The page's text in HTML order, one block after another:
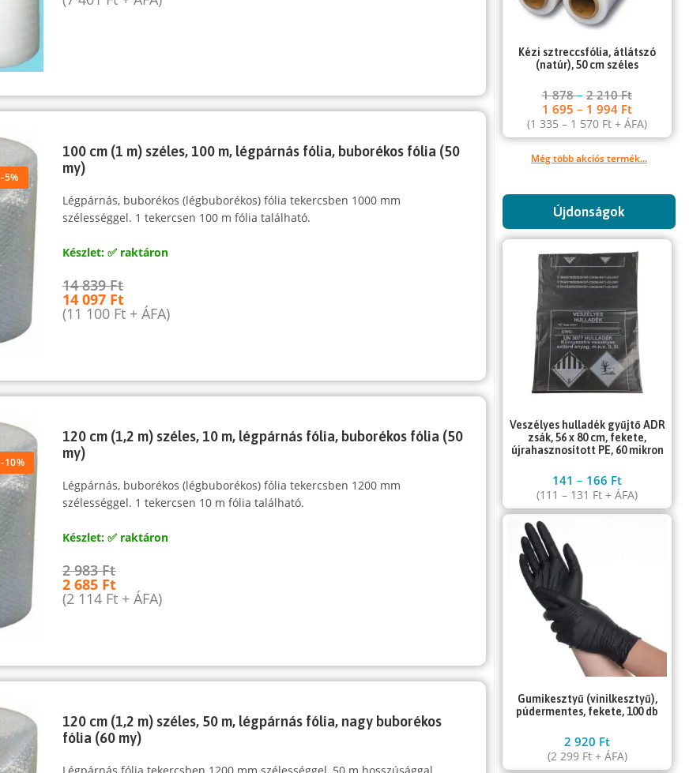
-5%
100 cm (1 m) széles, 100 m, légpárnás fólia, buborékos fólia (50
my)
Légpárnás, buborékos (légbuborékos) fólia tekercsben 1000 mm
szélességgel. 1 tekercsen 100 m fólia található.
Készlet: ✅ raktáron
14 839Ft
14 097 Ft
(11 100 Ft + ÁFA)
-10%
120 cm (1,2 m) széles, 10 m, légpárnás fólia, buborékos fólia (50
my)
Légpárnás, buborékos (légbuborékos) fólia tekercsben 1200 mm
szélességgel. 1 tekercsen 10 m fólia található.
Készlet: ✅ raktáron
2 983Ft
2 685 Ft
(2 114 Ft + ÁFA)
120 cm (1,2 m) széles, 50 m, légpárnás fólia, nagy buborékos
fólia (60 my)
Kézi sztreccsfólia, átlátszó
(natúr), 50 cm széles
1 878–2 210Ft
1 695– 1 994 Ft
(1 335– 1 570 Ft + ÁFA)
Még több akciós termék...
Újdonságok
Veszélyes hulladék gyűjtő ADR
zsák, 56 x 80 cm, fekete,
újrahasznosított PE, 60 mikron
141– 166 Ft
(111– 131 Ft + ÁFA)
Gumikesztyű (vinilkesztyű),
púdermentes, fekete, 100 db
2 920 Ft
(2 299 Ft+ ÁFA)